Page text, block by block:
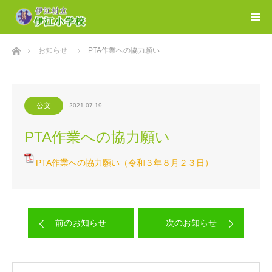
ホームお知らせ PTA作業への協力願い
公文 2021.07.19
PTA作業への協力願い
PTA作業への協力願い（令和３年８月２３日）
前のお知らせ 次のお知らせ